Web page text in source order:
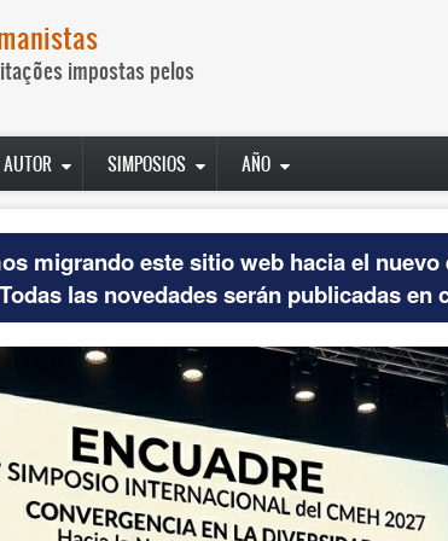
impostas pelos
AUTOR SIMPOSIOS AÑO
migrando este sitio web hacia el nuevo
Todas las novedades serán publicadas en